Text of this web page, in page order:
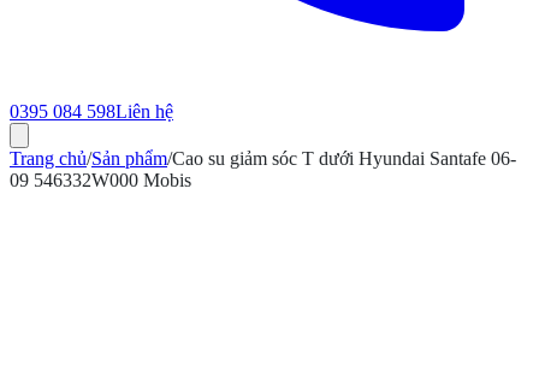
0395 084 598Liên hệ
Trang chủ/Sản phẩm/Cao su giảm sóc T dưới Hyundai Santafe 06-
09 546332W000 Mobis